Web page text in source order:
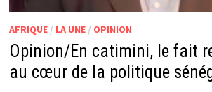
AFRIQUE/ LA UNE/ OPINION
Opinion/En catimini, le fait
au cœur de la politique